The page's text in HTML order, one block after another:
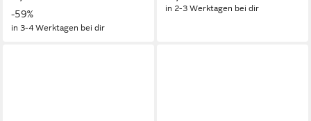
-59%
in 3-4 Werktagen bei dir
in 2-3 Werktagen bei dir